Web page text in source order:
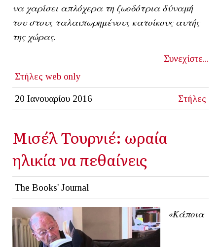
να χαρίσει απλόχερα τη ζωοδότρια δύναμή
του στους ταλαιπωρημένους κατοίκους αυτής
της χώρας.
Συνεχίστε...
Στήλες web only
20 Ιανουαρίου 2016 Στήλες
Μισέλ Τουρνιέ: ωραία
ηλικία να πεθαίνεις
The Books' Journal
«Κάποια